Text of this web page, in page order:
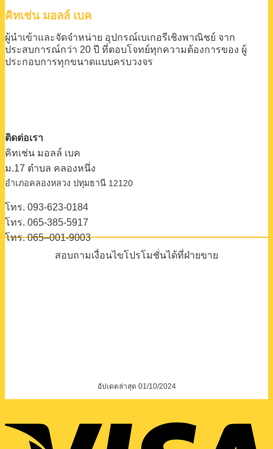
คิทเช่น มอลล์ เบค
ผู้นำเข้าและจัดจำหน่าย อุปกรณ์เบเกอรีเชิงพาณิชย์ จาก
ประสบการณ์กว่า 20 ปี ที่ตอบโจทย์ทุกความต้องการของ ผู้
ประกอบการทุกขนาดแบบครบวงจร
ติดต่อเรา
คิทเช่น มอลล์ เบค
ม.17 ตําบล คลองหนึ่ง
อําเภอคลองหลวง ปทุมธานี 12120
โทร. 093-623-0184
โทร. 065-385-5917
โทร. 065–001-9003
สอบถามเงื่อนไขโปรโมชั่นได้ที่ฝ่ายขาย
อัปเดตล่าสุด 01/10/2024